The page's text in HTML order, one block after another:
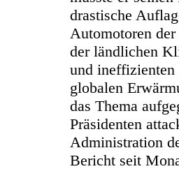
drastische
Automotoren
der ländlichen
und ineffizienten
globalen
das Thema
Präsidenten
Administration
Bericht seit